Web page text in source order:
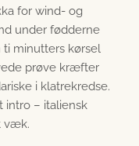
for wind- og
under fødderne
ti minutters kørsel
prøve kræfter
i klatrekredse.
intro – italiensk
væk.